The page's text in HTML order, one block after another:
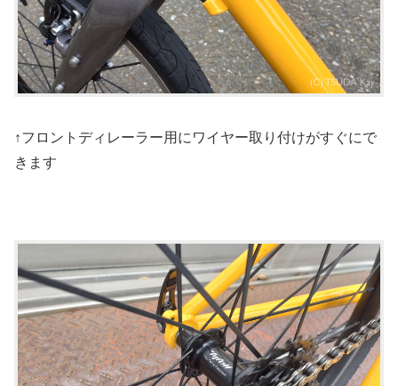
↑フロントディレーラー用にワイヤー取り付けがすぐにで
きます